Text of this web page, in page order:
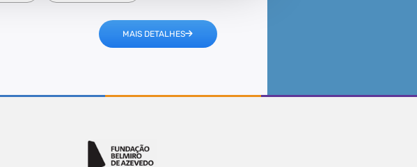
MAIS DETALHES